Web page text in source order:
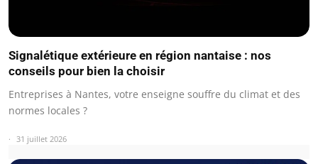
Signalétique extérieure en région nantaise : nos
conseils pour bien la choisir
Entreprises à Nantes, votre enseigne souffre du climat et des
normes locales ?
31 juillet 2026